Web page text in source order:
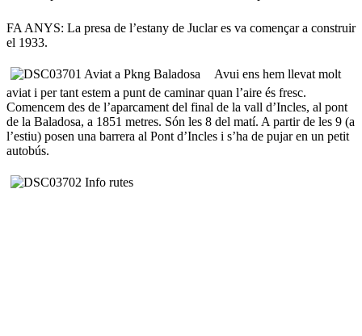
FA ANYS: La presa de l’estany de Juclar es va començar a construir
el 1933.
Avui ens hem llevat molt
aviat i per tant estem a punt de caminar quan l’aire és fresc.
Comencem des de l’aparcament del final de la vall d’Incles, al pont
de la Baladosa, a 1851 metres. Són les 8 del matí. A partir de les 9 (a
l’estiu) posen una barrera al Pont d’Incles i s’ha de pujar en un petit
autobús.